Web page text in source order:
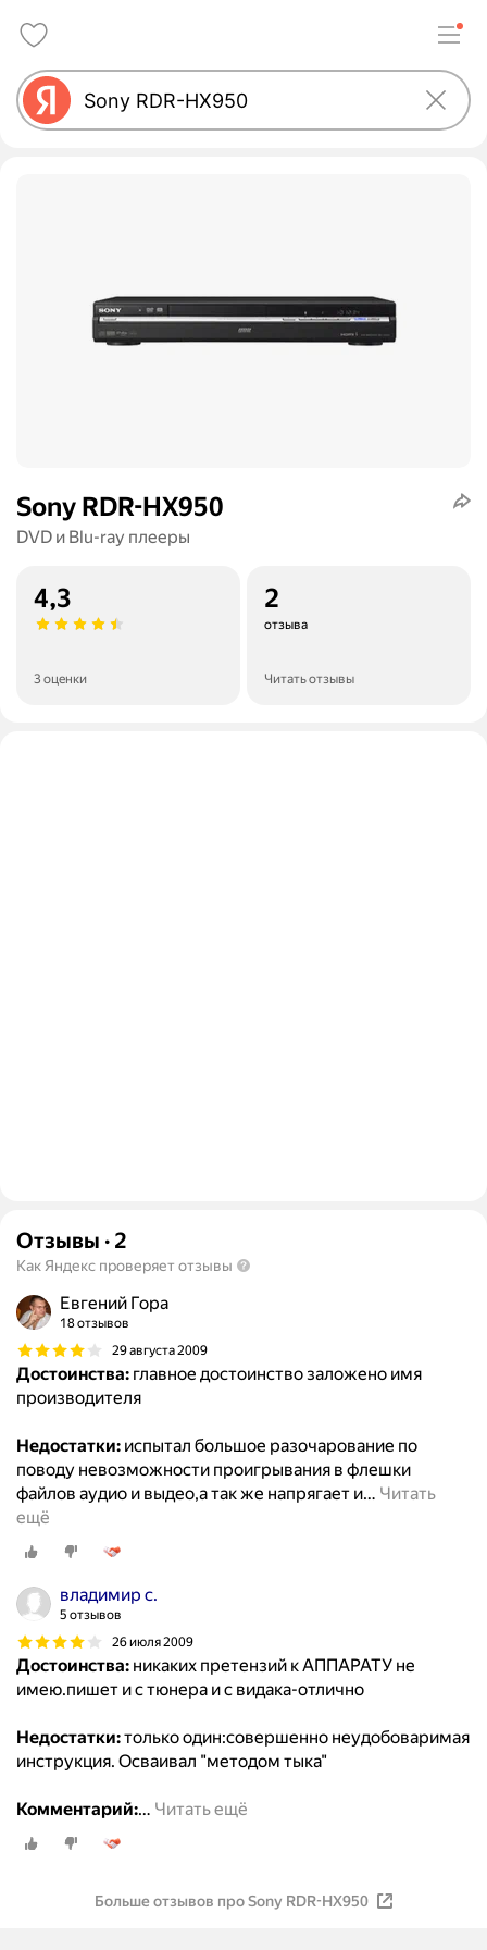
Sony RDR-HX950
DVD и Blu-ray плееры
4,3
3 оценки
2
отзыва
Читать отзывы
Отзывы · 2
Как Яндекс проверяет отзывы
Евгений Гора
18 отзывов
29 августа 2009
Достоинства: главное достоинство заложено имя
производителя
Недостатки: испытал большое разочарование по
поводу невозможности проигрывания в флешки
файлов аудио и выдео,а так же напрягает и… Читать
ещё
владимир с.
5 отзывов
26 июля 2009
Достоинства: никаких претензий к АППАРАТУ не
имею.пишет и с тюнера и с видака-отлично
Недостатки:только один:совершенно неудобоваримая
инструкция. Осваивал "методом тыка"
Комментарий:… Читать ещё
Больше отзывов про Sony RDR-HX950